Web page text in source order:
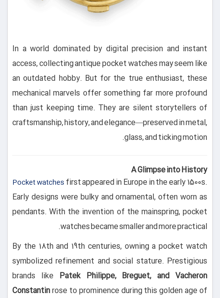
In a world dominated by digital precision and instant
access, collecting antique pocket watches may seem like
an outdated hobby. But for the true enthusiast, these
mechanical marvels offer something far more profound
than just keeping time. They are silent storytellers of
craftsmanship, history, and elegance—preserved in metal,
glass, and ticking motion.
A Glimpse into History
Pocket watches first appeared in Europe in the early 1500s.
Early designs were bulky and ornamental, often worn as
pendants. With the invention of the mainspring, pocket
watches became smaller and more practical.
By the 18th and 19th centuries, owning a pocket watch
symbolized refinement and social stature. Prestigious
brands like Patek Philippe, Breguet, and Vacheron
Constantinrose to prominence during this golden age of